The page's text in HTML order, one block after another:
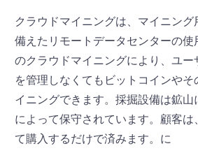
クラウドマイニングは、マイニン
備えたリモートデータセンターの
のクラウドマイニングにより、ユ
を管理しなくてもビットコインや
イニングできます。採掘設備は鉱
によって保守されています。顧客
て購入するだけで済みます。に